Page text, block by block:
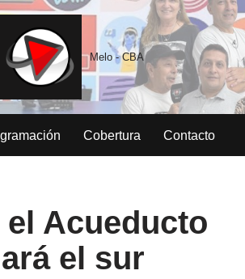
Melo - CBA
Cobertura Contacto
Acueducto
el sur